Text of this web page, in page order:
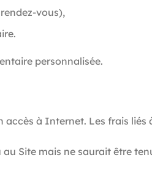
vous),
personnalisée.
accès à Internet. Les frais
Site mais ne saurait être